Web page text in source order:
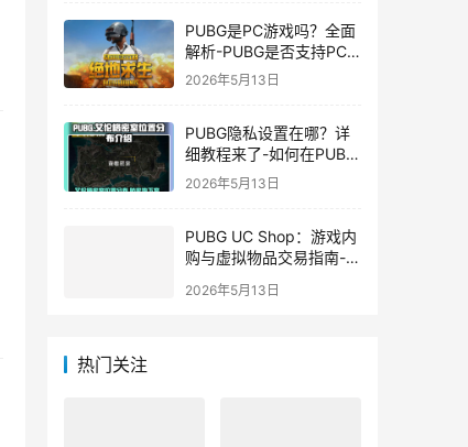
PUBG是PC游戏吗？全面
解析-PUBG是否支持PC
平台及游戏玩法介绍
2026年5月13日
PUBG隐私设置在哪？详
细教程来了-如何在PUBG
中设置隐私选项保护个人
2026年5月13日
PUBG UC Shop：游戏内
购与虚拟物品交易指南-
和使用UC金币
2026年5月13日
热门关注